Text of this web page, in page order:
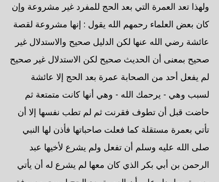
ولهذا تعد العمرة التي بعد الحج للمفرد غير مشروعة وإن
كان بعض العلماء رحمهم الله يقول : إنها مشروعة لقصة
عائشة رضي الله عنها لكن الدليل صحيح والاستدلال غير
صحيح بمعنى أن الحديث صحيح لكن الاستدلال غير صحيح
لم يفعل أحد من الصحابة عمرة بعد الحج إلا عائشة
لسبب وهي - يرحمك الله - وهي أنها كانت متمتعة ثم
حاضت قبل أن تطوف فقرنت ثم لم تطب نفسها إلا أن
تأتي بعمرة مستقلة كما فعلت صاحباتها فأذن لها النبي
صلى الله عليه وسلم أن تفعل ولم يشرع لأخيها عبد
الرحمن بن أبي بكر الذي كان معها لم يشرع له أن يأتي